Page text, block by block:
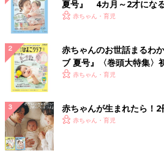
夏号』 4カ月～2才にな
いっぱい！
赤ちゃん・育児
赤ちゃんのお世話まるわ
ブ 夏号』〈巻頭大特集〉
く！ おっぱい・ミルクの
赤ちゃん・育児
赤ちゃんが生まれたら！2
赤ちゃん・育児